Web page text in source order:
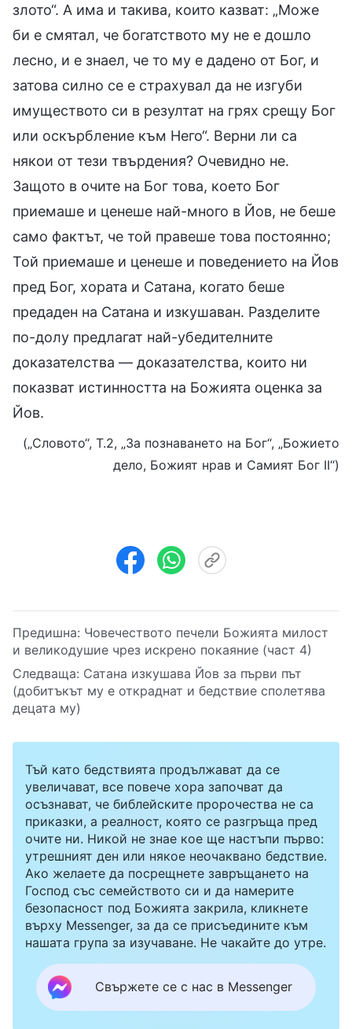
злото“. А има и такива, които казват: „Може
би е смятал, че богатството му не е дошло
лесно, и е знаел, че то му е дадено от Бог, и
затова силно се е страхувал да не изгуби
имуществото си в резултат на грях срещу Бог
или оскърбление към Него“. Верни ли са
някои от тези твърдения? Очевидно не.
Защото в очите на Бог това, което Бог
приемаше и ценеше най-много в Йов, не беше
само фактът, че той правеше това постоянно;
Той приемаше и ценеше и поведението на Йов
пред Бог, хората и Сатана, когато беше
предаден на Сатана и изкушаван. Разделите
по-долу предлагат най-убедителните
доказателства — доказателства, които ни
показват истинността на Божията оценка за
Йов.
(„Словото“, Т.2, „За познаването на Бог“, „Божието
дело, Божият нрав и Самият Бог II“)
Предишна: Човечеството печели Божията милост
и великодушие чрез искрено покаяние (част 4)
Следваща: Сатана изкушава Йов за първи път
(добитъкът му е откраднат и бедствие сполетява
децата му)
Тъй като бедствията продължават да се
увеличават, все повече хора започват да
осъзнават, че библейските пророчества не са
приказки, а реалност, която се разгръща пред
очите ни. Никой не знае кое ще настъпи първо:
утрешният ден или някое неочаквано бедствие.
Ако желаете да посрещнете завръщането на
Господ със семейството си и да намерите
безопасност под Божията закрила, кликнете
върху Messenger, за да се присъедините към
нашата група за изучаване. Не чакайте до утре.
Свържете се с нас в Messenger